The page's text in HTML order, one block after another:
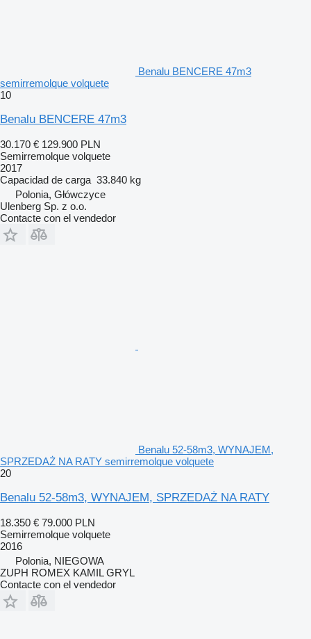
Benalu BENCERE 47m3
semirremolque volquete
10
Benalu BENCERE 47m3
30.170 € 129.900 PLN
Semirremolque volquete
2017
Capacidad de carga 33.840 kg
Polonia, Główczyce
Ulenberg Sp. z o.o.
Contacte con el vendedor
Benalu 52-58m3, WYNAJEM,
SPRZEDAŻ NA RATY semirremolque volquete
20
Benalu 52-58m3, WYNAJEM, SPRZEDAŻ NA RATY
18.350 € 79.000 PLN
Semirremolque volquete
2016
Polonia, NIEGOWA
ZUPH ROMEX KAMIL GRYL
Contacte con el vendedor